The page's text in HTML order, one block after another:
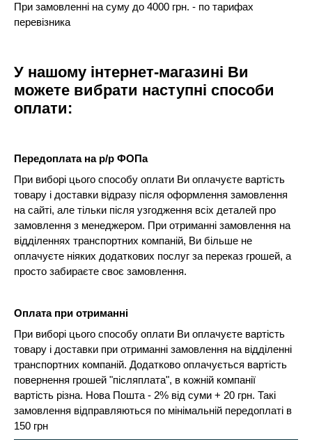
При замовленні на суму до 4000 грн. - по тарифах
перевізника
У нашому інтернет-магазині Ви
можете вибрати наступні способи
оплати:
Передоплата на р/р ФОПа
При виборі цього способу оплати Ви оплачуєте вартість
товару і доставки відразу після оформлення замовлення
на сайті, але тільки після узгодження всіх деталей про
замовлення з менеджером. При отриманні замовлення на
відділеннях транспортних компаній, Ви більше не
оплачуєте ніяких додаткових послуг за переказ грошей, а
просто забираєте своє замовлення.
Оплата при отриманні
При виборі цього способу оплати Ви оплачуєте вартість
товару і доставки при отриманні замовлення на відділенні
транспортних компаній. Додатково оплачується вартість
повернення грошей "післяплата", в кожній компанії
вартість різна. Нова Пошта - 2% від суми + 20 грн. Такі
замовлення відправляються по мінімальній передоплаті в
150 грн